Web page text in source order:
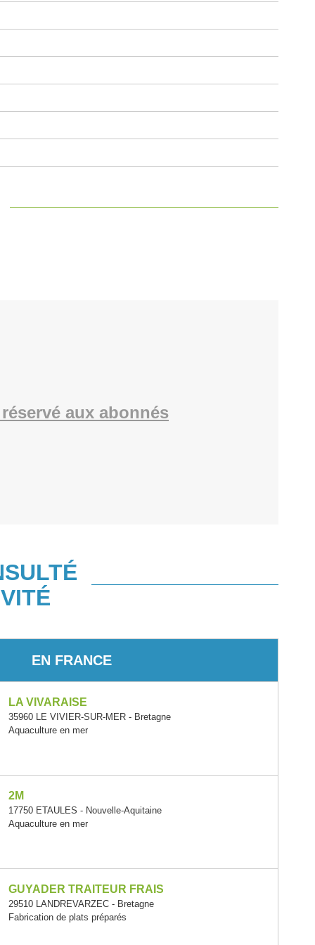
aux abonnés
EN FRANCE
LA VIVARAISE
35960 LE VIVIER-SUR-MER - Bretagne
Aquaculture en mer
2M
17750 ETAULES - Nouvelle-Aquitaine
Aquaculture en mer
GUYADER TRAITEUR FRAIS
29510 LANDREVARZEC - Bretagne
Fabrication de plats préparés